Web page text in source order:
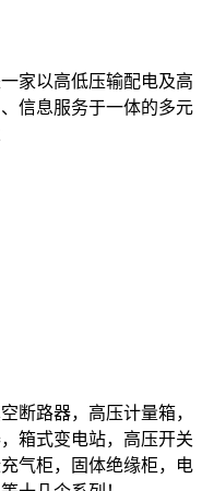
家以高低压输配电及高
信息服务于一体的多元
断路器，高压计量箱，
箱式变电站，高压开关
气柜，固体绝缘柜，电